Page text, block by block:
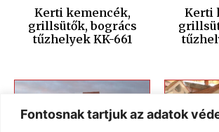
Fontosnak tartjuk az adatok
Kerti kemencék,
grillsütők, bogrács
tűzhelyek KK-661
Kerti